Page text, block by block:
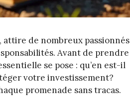
de nombreux passionnés
Avant de prendre
se pose : qu’en est-il
votre investissement?
promenade sans tracas.